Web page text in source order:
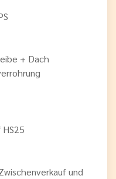
+ Dach
und